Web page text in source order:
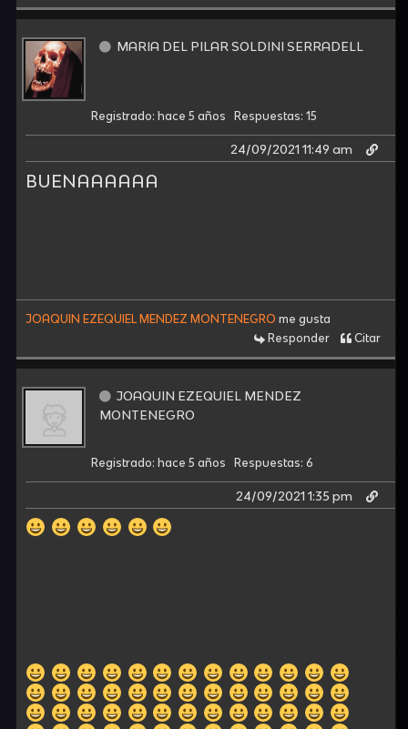
MARIA DEL PILAR SOLDINI SERRADELL
Registrado: hace 5 años Respuestas: 15
24/09/2021 11:49 am
BUENAAAAAA
JOAQUIN EZEQUIEL MENDEZ MONTENEGRO me gusta
Responder
Citar
JOAQUIN EZEQUIEL MENDEZ
MONTENEGRO
Registrado: hace 5 años Respuestas: 6
24/09/2021 1:35 pm